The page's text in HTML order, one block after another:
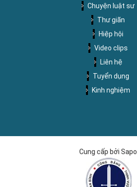
Chuyện luật sư
Thư giãn
Hiệp hội
Video clips
Liên hệ
Tuyển dụng
Kinh nghiệm
Cung cấp bởi Sapo.